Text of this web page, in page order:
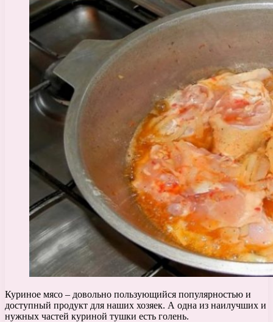
Куриное мясо – довольно пользующийся популярностью и
доступный продукт для наших хозяек. А одна из наилучших и
нужных частей куриной тушки есть голень.